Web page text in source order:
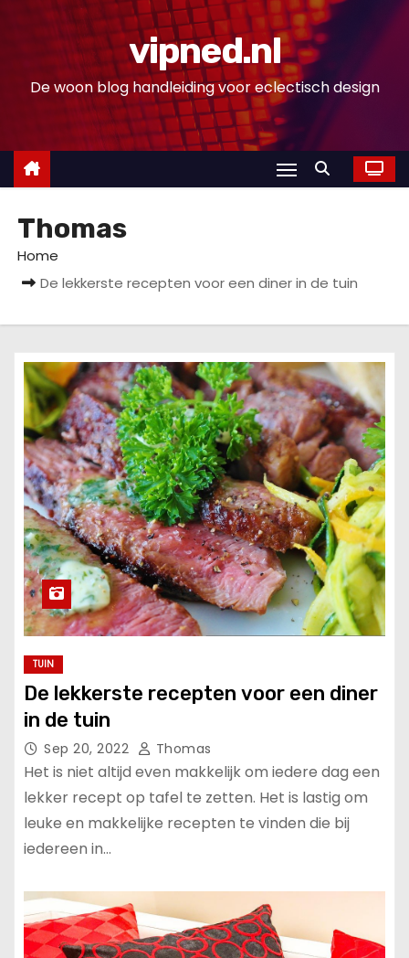
n
vipned.nl
De woon blog handleiding voor eclectisch design
Thomas
Home
De lekkerste recepten voor een diner in de tuin
TUIN
De lekkerste recepten voor een diner
in de tuin
Sep 20, 2022 Thomas
Het is niet altijd even makkelijk om iedere dag een
lekker recept op tafel te zetten. Het is lastig om
leuke en makkelijke recepten te vinden die bij
iedereen in…